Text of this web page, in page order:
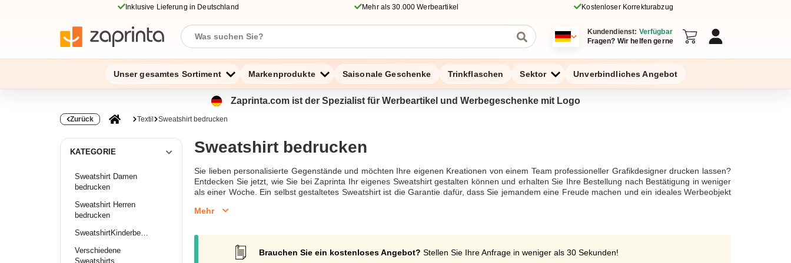
Inklusive Lieferung in Deutschland Mehr als 30.000 Werbeartikel Kostenloser Korrekturabzug
Kundendienst: Verfügbar
Fragen? Wir helfen gerne
Unser gesamtes Sortiment Markenprodukte Saisonale Geschenke Trinkflaschen Sektor Unverbindliches Angebot
Zaprinta.com ist der Spezialist für Werbeartikel und Werbegeschenke mit Logo
Zurück Textil Sweatshirt bedrucken
KATEGORIE
Sweatshirt Damen
bedrucken
Sweatshirt Herren
bedrucken
SweatshirtKinderbedrucken
Verschiedene
Sweatshirts
Sweatshirt bedrucken
Sie lieben personalisierte Gegenstände und möchten Ihre eigenen Kreationen von einem Team professioneller Grafikdesigner drucken lassen?
Entdecken Sie jetzt, wie Sie bei Zaprinta Ihr eigenes Sweatshirt gestalten können und erhalten Sie Ihre Bestellung nach Bestätigung in weniger
als einer Woche. Ein selbst gestaltetes Sweatshirt ist die Garantie dafür, dass Sie jemandem eine Freude machen und ein ideales Werbeobjekt
Unternehmens oder Ihrer Organisation.
Mehr
Brauchen Sie ein kostenloses Angebot? Stellen Sie Ihre Anfrage in weniger als 30 Sekunden!